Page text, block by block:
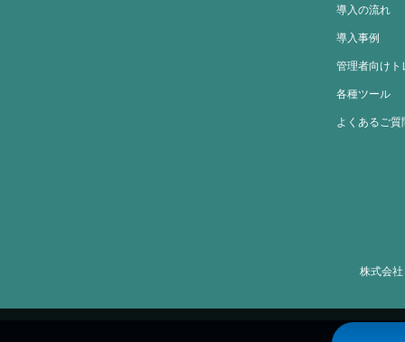
導入の流れ
導入事例
管理者向けト
各種ツール
よくあるご
株式会